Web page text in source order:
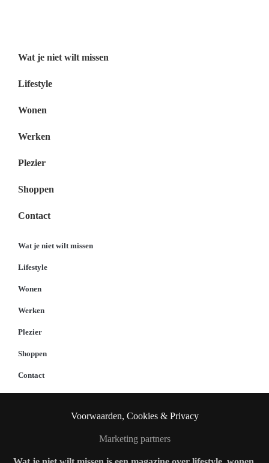
Wat je niet wilt missen
Lifestyle
Wonen
Werken
Plezier
Shoppen
Contact
Wat je niet wilt missen
Lifestyle
Wonen
Werken
Plezier
Shoppen
Contact
Voorwaarden, Cookies & Privacy
Marketing partners